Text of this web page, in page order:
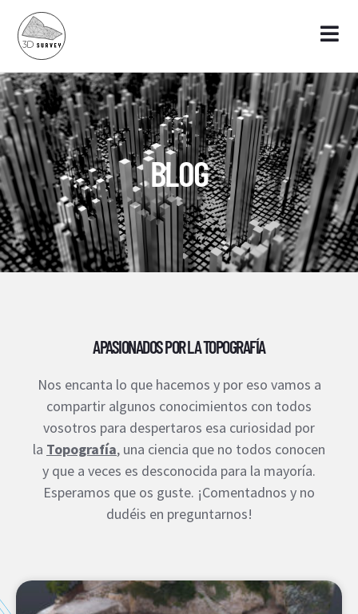
BLOG
APASIONADOS POR LA TOPOGRAFÍA
Nos encanta lo que hacemos y por eso vamos a
compartir algunos conocimientos con todos
vosotros para despertaros esa curiosidad por
la Topografía, una ciencia que no todos conocen
y que a veces es desconocida para la mayoría.
Esperamos que os guste. ¡Comentadnos y no
dudéis en preguntarnos!